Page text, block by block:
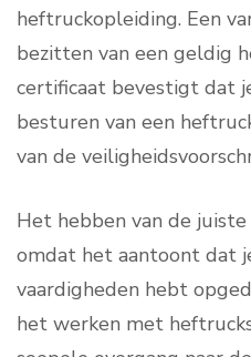
heftruckopleiding. Een
bezitten van een geldig
certificaat bevestigt dat
besturen van een
van de
Het hebben van de
omdat het aantoont dat
vaardigheden hebt
het werken met